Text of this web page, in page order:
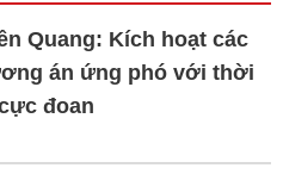
Quang: Kích hoạt các
án ứng phó với thời
đoan